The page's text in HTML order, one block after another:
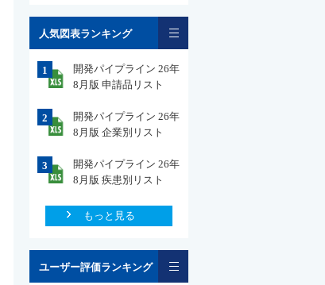
人気図表ランキング
1
開発パイプライン 26年
8月版 申請品リスト
2
開発パイプライン 26年
8月版 企業別リスト
3
開発パイプライン 26年
8月版 疾患別リスト
もっと見る
ユーザー評価ランキング